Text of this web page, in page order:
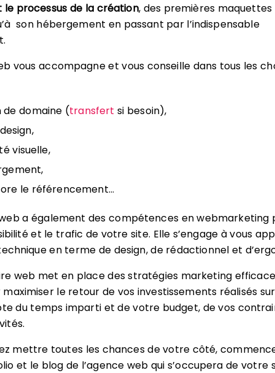
processus de la création, des premières maquettes
son hébergement en passant par l’indispensable
vous accompagne et vous conseille dans tous les
de domaine (transfert si besoin),
visuelle,
le référencement…
a également des compétences en webmarketing
et le trafic de votre site. Elle s’engage à vous
en terme de design, de rédactionnel et
web met en place des stratégies marketing
le retour de vos investissements réalisés
du temps imparti et de votre budget, de vos
mettre toutes les chances de votre côté,
et le blog de l’agence web qui s’occupera de votre